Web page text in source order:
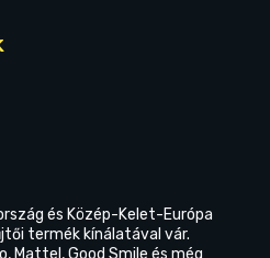
és Közép-Kelet-Európa
termék kínálatával vár.
Mattel, Good Smile és még